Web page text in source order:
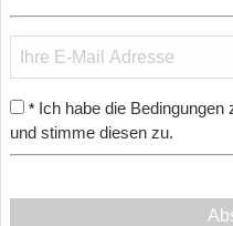
* Ich habe die
und stimme diesen zu.